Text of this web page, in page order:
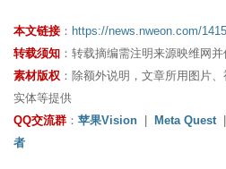
本文链接 ： https://news.nweon.com/
转载须知 ：转载摘编需注明来源映维网并
素材版权 ：除额外说明，文章所用图片
实体等提供
QQ交流群 ： 苹果Vision | Meta Quest |
者